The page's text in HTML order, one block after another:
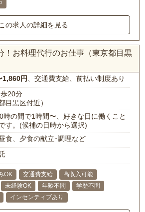
この求人の詳細を見る
！お料理代行のお仕事（東京都目黒
1,860円 、交通費支給、前払い制度あり
20分
目黒区付近）
時の間で1時間〜、好きな日に働くこと
す。(候補の日時から選択)
食、夕食の献立･調理など
OK 交通費支給
高収入可能
未経験OK 年齢不問
学歴不問
インセンティブあり